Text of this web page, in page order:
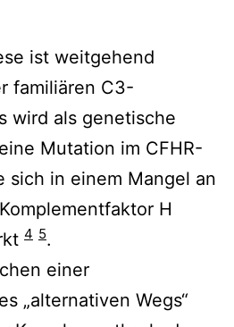
ist weitgehend
familiären C3-
wird als genetische
Mutation im CFHR-
sich in einem Mangel an
H
4 5.
einer
„alternativen Wegs“